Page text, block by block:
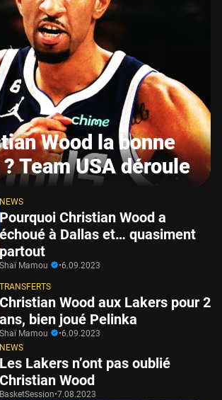
Wood la bonne
Team USA déroule
NEWS
Pourquoi Christian Wood a
échoué à Dallas et… quasiment
partout
Shaï Mamou •6.09.2023
TRANSFERTS
Christian Wood aux Lakers pour 2
ans, bien joué Pelinka
Shaï Mamou •6.09.2023
NEWS
Les Lakers n’ont pas oublié
Christian Wood
BasketSession•7.08.2023